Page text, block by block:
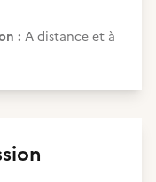
: A distance et à